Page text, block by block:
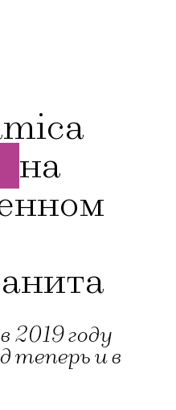
на
2019 году
теперь и в